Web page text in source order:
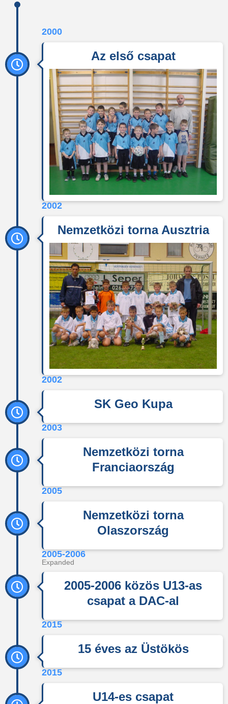
2000
Az első csapat
2002
Nemzetközi torna Ausztria
2002
SK Geo Kupa
2003
Nemzetközi torna
Franciaország
2005
Nemzetközi torna
Olaszország
2005-2006
Expanded
2005-2006 közös U13-as
csapat a DAC-al
2015
15 éves az Üstökös
2015
U14-es csapat